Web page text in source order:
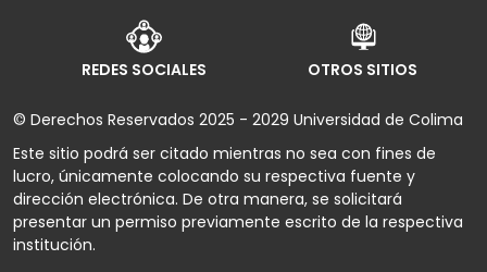
REDES SOCIALES OTROS SITIOS
© Derechos Reservados 2025 - 2029 Universidad de Colima
Este sitio podrá ser citado mientras no sea con fines de
lucro, únicamente colocando su respectiva fuente y
dirección electrónica. De otra manera, se solicitará
presentar un permiso previamente escrito de la respectiva
institución.